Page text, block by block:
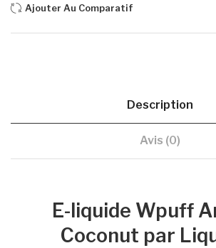
Ajouter Au Comparatif
Description
Avis (0)
E-liquide Wpuff
Coconut par